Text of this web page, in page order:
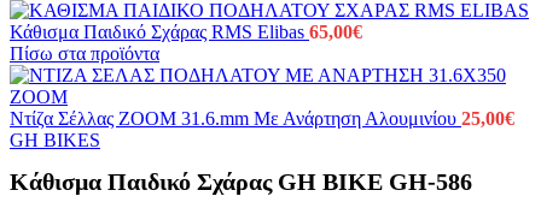
Κάθισμα Παιδικό Σχάρας RMS Elibas 65,00€
Πίσω στα προϊόντα
Ντίζα Σέλλας ZOOM 31.6.mm Με Ανάρτηση Αλουμινίου 25,00€
GH BIKES
Κάθισμα Παιδικό Σχάρας GH BIKE GH-586